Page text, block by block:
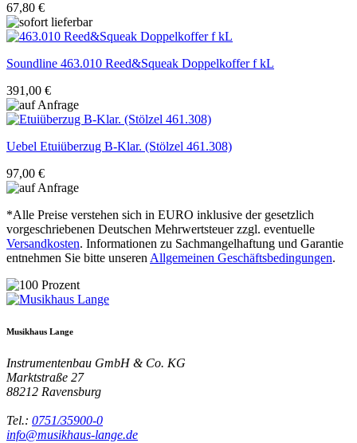
67,80 €
Soundline 463.010 Reed&Squeak Doppelkoffer f kL
391,00 €
Uebel Etuiüberzug B-Klar. (Stölzel 461.308)
97,00 €
*Alle Preise verstehen sich in EURO inklusive der gesetzlich
vorgeschriebenen Deutschen Mehrwertsteuer zzgl. eventuelle
Versandkosten. Informationen zu Sachmangelhaftung und Garantie
entnehmen Sie bitte unserenAllgemeinen Geschäftsbedingungen.
Musikhaus Lange
Instrumentenbau GmbH & Co. KG
Marktstraße 27
88212 Ravensburg
Tel.: 0751/35900-0
info@musikhaus-lange.de